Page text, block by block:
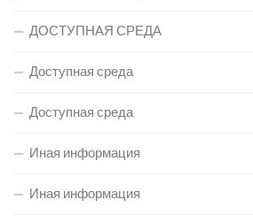
ДОСТУПНАЯ СРЕДА
Доступная среда
Доступная среда
Иная информация
Иная информация